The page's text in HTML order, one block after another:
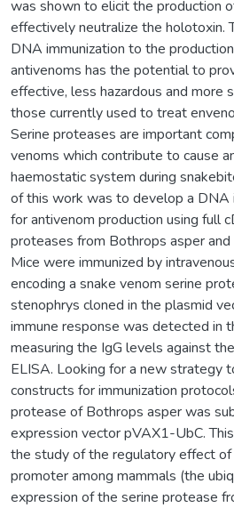
was shown to elicit the production
effectively neutralize the holotoxin.
DNA immunization to the
antivenoms has the potential to
effective, less hazardous and more
those currently used to treat
Serine proteases are important
venoms which contribute to cause
haemostatic system during
of this work was to develop a DNA
for antivenom production using full
proteases from Bothrops asper
Mice were immunized by
encoding a snake venom serine
stenophrys cloned in the plasmid
immune response was detected in
measuring the IgG levels against
ELISA. Looking for a new strategy
constructs for immunization
protease of Bothrops asper was
expression vector pVAX1-UbC.
the study of the regulatory effect of
promoter among mammals (the
expression of the serine protease